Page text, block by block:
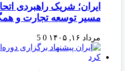
ایران؛ شریک راهبردی
مسیر توسعه تجارت و
مرداد ۱۶, ۱۴۰۵ 0
5